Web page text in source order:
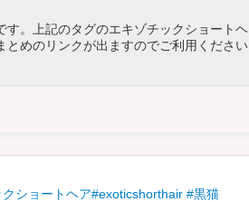
。上記のタグのエキゾチックショートヘ
めのリンクが出ますのでご利用ください
ショートヘア#exoticshorthair #黒猫